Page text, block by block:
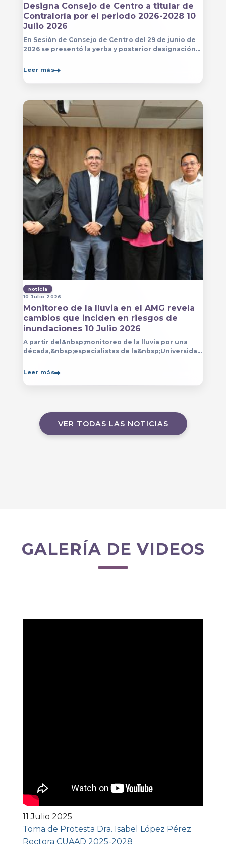
Designa Consejo de Centro a titular de
Contraloría por el periodo 2026-2028 10
Julio 2026
En Sesión de Consejo de Centro del 29 de junio de
2026 se presentó la yerba y posterior designación
del Centro Universitario de Arte, Arquitectura
Leer más
Noticia
10 Julio 2026
Monitoreo de la lluvia en el AMG revela
cambios que inciden en riesgos de
inundaciones 10 Julio 2026
A partir del&nbsp;monitoreo de la lluvia por una
década,&nbsp;especialistas de la&nbsp;Universidad
Leer más
VER TODAS LAS NOTICIAS
GALERÍA DE VIDEOS
11 Julio 2025
Toma de Protesta Dra. Isabel López Pérez
Rectora CUAAD 2025-2028